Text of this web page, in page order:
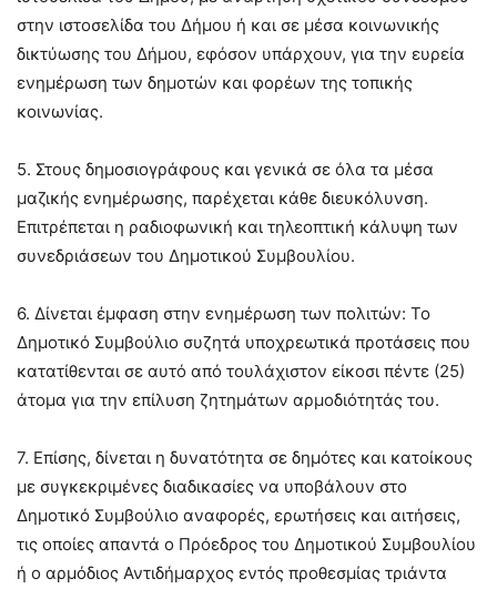
στην ιστοσελίδα του Δήμου ή και σε μέσα κοινωνικής
δικτύωσης του Δήμου, εφόσον υπάρχουν, για την ευρεία
ενημέρωση των δημοτών και φορέων της τοπικής
κοινωνίας.
5. Στους δημοσιογράφους και γενικά σε όλα τα μέσα
μαζικής ενημέρωσης, παρέχεται κάθε διευκόλυνση.
Επιτρέπεται η ραδιοφωνική και τηλεοπτική κάλυψη των
συνεδριάσεων του Δημοτικού Συμβουλίου.
6. Δίνεται έμφαση στην ενημέρωση των πολιτών: Το
Δημοτικό Συμβούλιο συζητά υποχρεωτικά προτάσεις που
κατατίθενται σε αυτό από τουλάχιστον είκοσι πέντε (25)
άτομα για την επίλυση ζητημάτων αρμοδιότητάς του.
7. Επίσης, δίνεται η δυνατότητα σε δημότες και κατοίκους
με συγκεκριμένες διαδικασίες να υποβάλουν στο
Δημοτικό Συμβούλιο αναφορές, ερωτήσεις και αιτήσεις,
τις οποίες απαντά ο Πρόεδρος του Δημοτικού Συμβουλίου
ή ο αρμόδιος Αντιδήμαρχος εντός προθεσμίας τριάντα